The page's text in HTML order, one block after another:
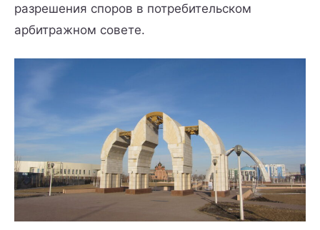
разрешения споров в потребительском
арбитражном совете.